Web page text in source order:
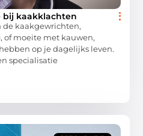
bij kaakklachten
de kaakgewrichten,
of moeite met kauwen,
op je dagelijks leven.
specialisatie